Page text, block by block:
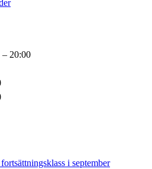
– 20:00
i september